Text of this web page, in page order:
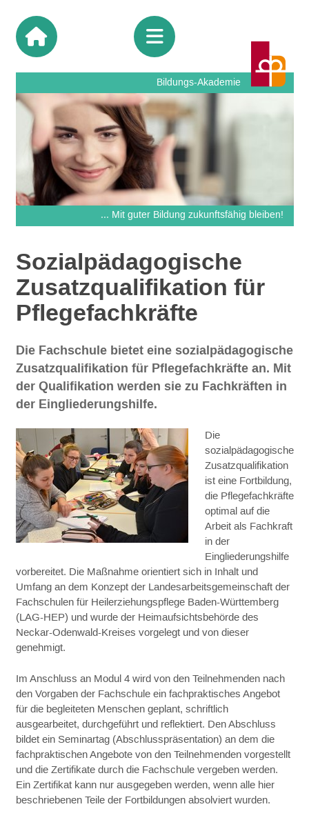
Bildungs-Akademie
... Mit guter Bildung zukunftsfähig bleiben!
Sozialpädagogische
Zusatzqualifikation für
Pflegefachkräfte
Die Fachschule bietet eine sozialpädagogische
Zusatzqualifikation für Pflegefachkräfte an. Mit
der Qualifikation werden sie zu Fachkräften in
der Eingliederungshilfe.
Die
sozialpädagogische
Zusatzqualifikation
ist eine Fortbildung,
die Pflegefachkräfte
optimal auf die
Arbeit als Fachkraft
in der
Eingliederungshilfe
vorbereitet. Die Maßnahme orientiert sich in Inhalt und
Umfang an dem Konzept der Landesarbeitsgemeinschaft der
Fachschulen für Heilerziehungspflege Baden-Württemberg
(LAG-HEP) und wurde der Heimaufsichtsbehörde des
Neckar-Odenwald-Kreises vorgelegt und von dieser
genehmigt.
Im Anschluss an Modul 4 wird von den Teilnehmenden nach
den Vorgaben der Fachschule ein fachpraktisches Angebot
für die begleiteten Menschen geplant, schriftlich
ausgearbeitet, durchgeführt und reflektiert. Den Abschluss
bildet ein Seminartag (Abschlusspräsentation) an dem die
fachpraktischen Angebote von den Teilnehmenden vorgestellt
und die Zertifikate durch die Fachschule vergeben werden.
Ein Zertifikat kann nur ausgegeben werden, wenn alle hier
beschriebenen Teile der Fortbildungen absolviert wurden.